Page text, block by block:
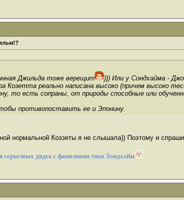
Джильда тоже верещит
))) Или у Сондхайма -
Козетта реально написана высоко (причем высоко
то есть сопраны, от природы способные или
противопоставить ее и Эпонину.
нормальной Коззеты я не слышала)) Поэтому и
дядек с фамилиями типа Зондхайм